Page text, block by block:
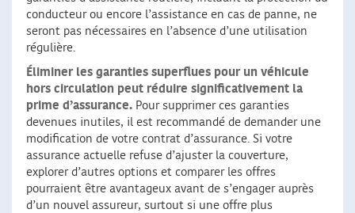
conducteur ou encore l’assistance en cas de panne, ne
seront pas nécessaires en l’absence d’une utilisation
régulière.
Éliminer les garanties superflues pour un véhicule
hors circulation peut réduire significativement la
prime d’assurance. Pour supprimer ces garanties
devenues inutiles, il est recommandé de demander une
modification de votre contrat d’assurance. Si votre
assurance actuelle refuse d’ajuster la couverture,
explorer d’autres options et comparer les offres
pourraient être avantageux avant de s’engager auprès
d’un nouvel assureur, surtout si une offre plus